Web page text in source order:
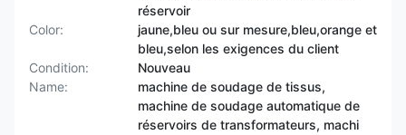
réservoir
Color:
jaune,bleu ou sur mesure,bleu,orange et
bleu,selon les exigences du client
Condition:
Nouveau
Name:
machine de soudage de tissus,
machine de soudage automatique de
réservoirs de transformateurs, machi